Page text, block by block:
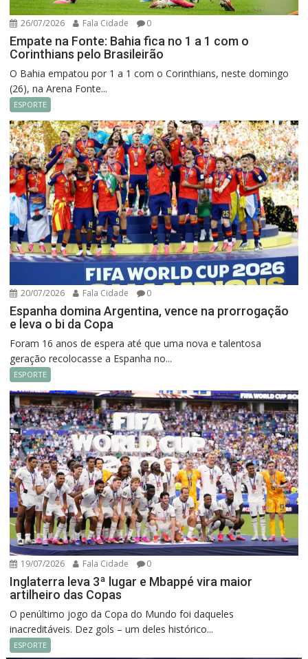
26/07/2026 Fala Cidade 0
Empate na Fonte: Bahia fica no 1 a 1 com o
Corinthians pelo Brasileirão
O Bahia empatou por 1 a 1 com o Corinthians, neste domingo
(26), na Arena Fonte...
ESPORTE
20/07/2026 Fala Cidade 0
Espanha domina Argentina, vence na prorrogação
e leva o bi da Copa
Foram 16 anos de espera até que uma nova e talentosa
geração recolocasse a Espanha no...
ESPORTE
19/07/2026 Fala Cidade 0
Inglaterra leva 3ª lugar e Mbappé vira maior
artilheiro das Copas
O penúltimo jogo da Copa do Mundo foi daqueles
inacreditáveis. Dez gols – um deles histórico...
ESPORTE